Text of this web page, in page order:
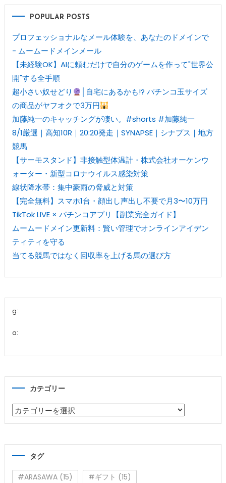
POPULAR POSTS
プロフェッショナルなメール体験を、あなたのドメインで
- ムームードメインメール
【未経験OK】AIに頼むだけで自分のゲームを作って"世界公
開"する全手順
超小さい奴せどり
│自宅にあるかも!? パチンコ玉サイズ
の商品がヤフオクで3万円
加藤純一のキャッチングが凄い。#shorts #加藤純一
8/1厳選｜高知10R｜20:20発走｜SYNAPSE｜シナプス｜地方
競馬
【サーモスタンド】非接触型体温計・株式会社オーケンウ
ォーター・新型コロナウイルス感染対策
線状降水帯：集中豪雨の脅威と対策
【完全無料】スマホ1台・顔出し声出し不要で月3〜10万円
TikTok LIVE × パチンコアプリ【副業完全ガイド】
ムームードメイン更新料：賢い管理でオンラインアイデン
ティティを守る
当てる競馬ではなく回収率を上げる馬の選び方
g:
a:
カテゴリー
カ
テ
タグ
#ARASAWA(15) #ギフト (15)